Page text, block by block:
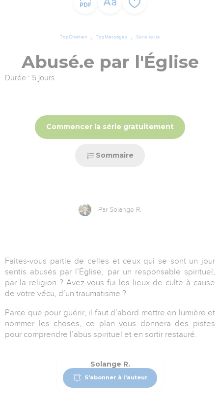
TopChrétien TopMessages Série texte
Abusé.e par l'Église
Durée : 5 jours
Commencer la série gratuitement
Sommaire
Par Solange R.
Faites-vous partie de celles et ceux qui se sont un jour
sentis abusés par l’Église, par un responsable spirituel,
par la religion ? Avez-vous fui les lieux de culte à cause
de votre vécu, d’un traumatisme ?
Parce que pour guérir, il faut d’abord mettre en lumière et
nommer les choses, ce plan vous donnera des pistes
pour comprendre l’abus spirituel et en sortir restauré.
Solange R.
S'abonner à l'auteur